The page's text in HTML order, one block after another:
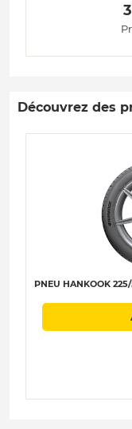
Découvrez des
PNEU HANKOOK 225/